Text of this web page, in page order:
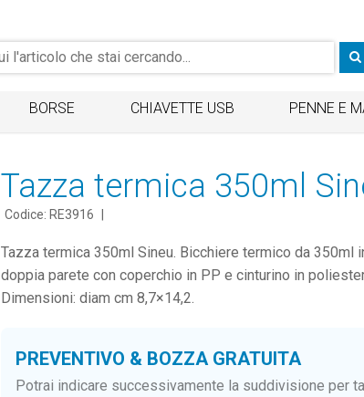
BORSE CHIAVETTE USB PENNE E
Tazza termica 350ml
Codice: RE3916
Tazza termica 350ml Sineu. Bicchiere termico da 350ml
doppia parete con coperchio in PP e cinturino in
Dimensioni: diam cm 8,7×14,2.
PREVENTIVO & BOZZA GRATUITA
Potrai indicare successivamente la suddivisione per